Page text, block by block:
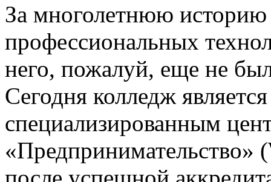
За многолетнюю историю
профессиональных
него, пожалуй, еще не
Сегодня колледж
специализированным
«Предпринимательство»